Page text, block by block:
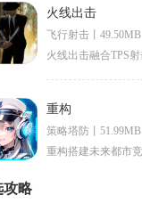
火线出击
飞行射击丨49.50MB
重构
策略塔防丨51.99MB
攻略